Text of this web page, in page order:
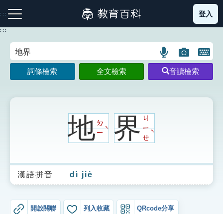
到
主
:::
注音索引圖示 筆畫索引圖示 部首索引表圖示
生字詞彙表
成語故事
登入
:::
語
言
搜
圖
片
搜
開
鍵
圖
詞條檢索 全文檢索 音讀檢索
地ㄉ
ㄧ
ˋ 界ㄐ
ㄧ
ㄝ
ˋ
漢語拼音 dì jiè
開啟關聯 列入收藏 QRcode分享